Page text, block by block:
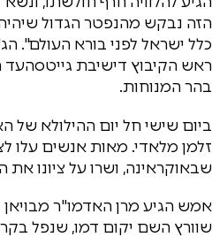
הזה נבקש מהנפטר הגדול
כלל ישראל לפני בורא העולם".
ראש הקיבוץ דישיבת גייטסהעד
בהר המנוחות.
ביום שישי חל יום ההילולא של
זלמן מלאדי. מאות אנשים עלו
שבאוקראינה, ושרו על ציונו את
אמש הגיע מרן האדמו"ר מבויאן
שוורץ השם יקום דמו, שנפל